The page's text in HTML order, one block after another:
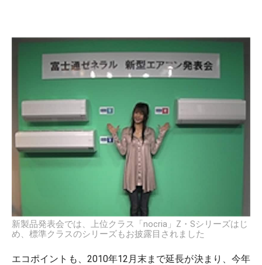
新製品発表会では、上位クラス「nocria」Z・Sシリーズはじ
め、標準クラスのシリーズもお披露目されました
エコポイントも、2010年12月末まで延長が決まり、今年